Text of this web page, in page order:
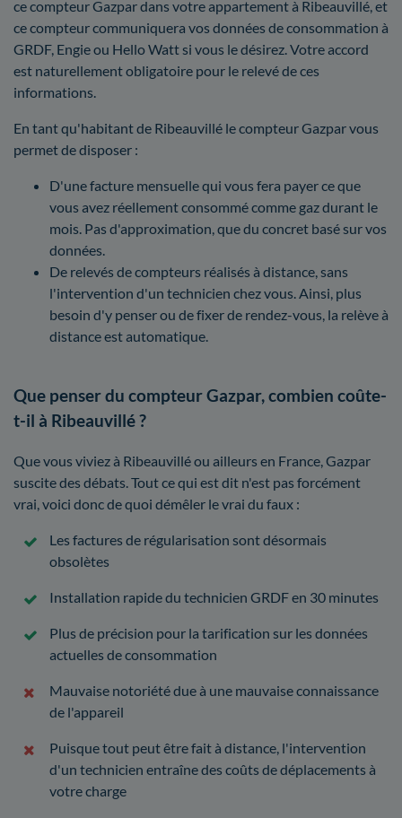
ce compteur Gazpar dans votre appartement à Ribeauvillé, et
ce compteur communiquera vos données de consommation à
GRDF, Engie ou Hello Watt si vous le désirez. Votre accord
est naturellement obligatoire pour le relevé de ces
informations.
En tant qu'habitant de Ribeauvillé le compteur Gazpar vous
permet de disposer :
D'une facture mensuelle qui vous fera payer ce que
vous avez réellement consommé comme gaz durant le
mois. Pas d'approximation, que du concret basé sur vos
données.
De relevés de compteurs réalisés à distance, sans
l'intervention d'un technicien chez vous. Ainsi, plus
besoin d'y penser ou de fixer de rendez-vous, la relève à
distance est automatique.
Que penser du compteur Gazpar, combien coûte-
t-il à Ribeauvillé ?
Que vous viviez à Ribeauvillé ou ailleurs en France, Gazpar
suscite des débats. Tout ce qui est dit n'est pas forcément
vrai, voici donc de quoi démêler le vrai du faux :
Les factures de régularisation sont désormais
obsolètes
Installation rapide du technicien GRDF en 30 minutes
Plus de précision pour la tarification sur les données
actuelles de consommation
Mauvaise notoriété due à une mauvaise connaissance
de l'appareil
Puisque tout peut être fait à distance, l'intervention
d'un technicien entraîne des coûts de déplacements à
votre charge